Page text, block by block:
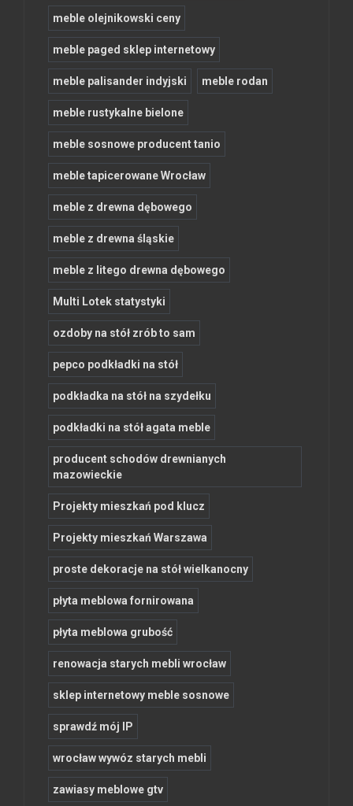
meble olejnikowski ceny
meble paged sklep internetowy
meble palisander indyjski meble rodan
meble rustykalne bielone
meble sosnowe producent tanio
meble tapicerowane Wrocław
meble z drewna dębowego
meble z drewna śląskie
meble z litego drewna dębowego
Multi Lotek statystyki
ozdoby na stół zrób to sam
pepco podkładki na stół
podkładka na stół na szydełku
podkładki na stół agata meble
producent schodów drewnianych
mazowieckie
Projekty mieszkań pod klucz
Projekty mieszkań Warszawa
proste dekoracje na stół wielkanocny
płyta meblowa fornirowana
płyta meblowa grubość
renowacja starych mebli wrocław
sklep internetowy meble sosnowe
sprawdź mój IP
wrocław wywóz starych mebli
zawiasy meblowe gtv